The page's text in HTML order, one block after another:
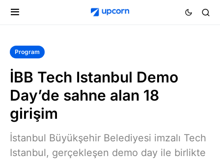
Program
İBB Tech Istanbul Demo
Day’de sahne alan 18
girişim
İstanbul Büyükşehir Belediyesi imzalı Tech
Istanbul, gerçekleşen demo day ile birlikte